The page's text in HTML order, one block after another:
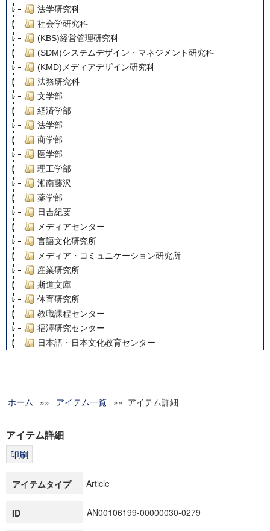
法学研究科
社会学研究科
(KBS)経営管理研究科
(SDM)システムデザイン・マネジメント研究科
(KMD)メディアデザイン研究科
法務研究科
文学部
経済学部
法学部
商学部
医学部
理工学部
湘南藤沢
薬学部
日吉紀要
メディアセンター
言語文化研究所
メディア・コミュニケーション研究所
産業研究所
斯道文庫
体育研究所
教職課程センター
福澤研究センター
日本語・日本文化教育センター
グローバルリサーチインスティテュート
科学研究費補助金研究成果報告書
博士課程教育リーディングプログラム「超成熟社会発展のサ
ホーム »» アイテム一覧 »» アイテム詳細
アイテム詳細
アイテムタイプ Article
ID AN00106199-00000030-0279